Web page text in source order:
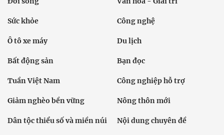
Sức khỏe Công nghệ
Ô tô xe máy Du lịch
Bất động sản Bạn đọc
Tuần Việt Nam Công nghiệp hỗ trợ
Giảm nghèo bền vững Nông thôn mới
Dân tộc thiểu số và miền núi Nội dung chuyên đề